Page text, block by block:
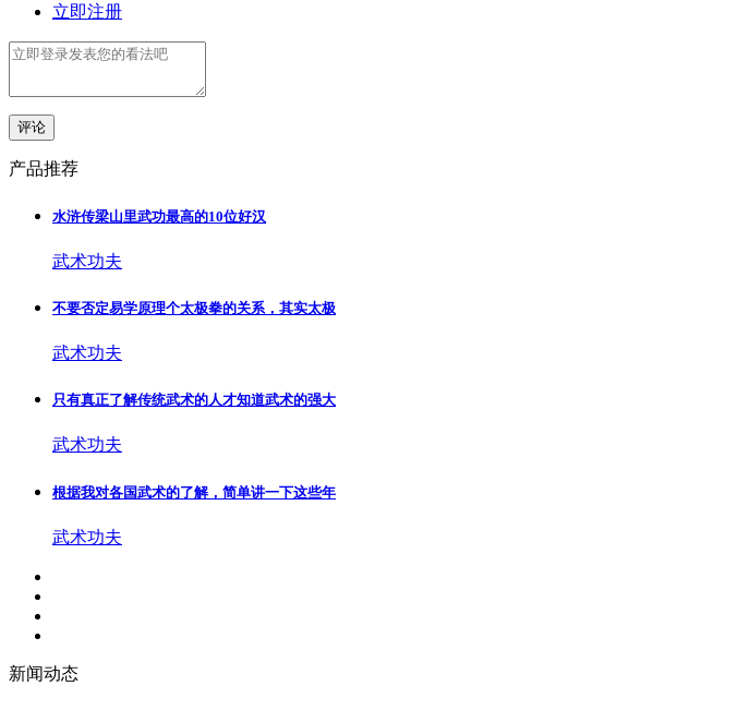
立即注册
评论
产品推荐
水浒传梁山里武功最高的10位好汉
武术功夫
不要否定易学原理个太极拳的关系，其实太极
武术功夫
只有真正了解传统武术的人才知道武术的强大
武术功夫
根据我对各国武术的了解，简单讲一下这些年
武术功夫
新闻动态